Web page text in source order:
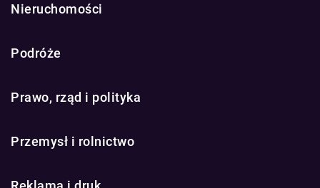
Nieruchomości
Podróże
Prawo, rząd i polityka
Przemysł i rolnictwo